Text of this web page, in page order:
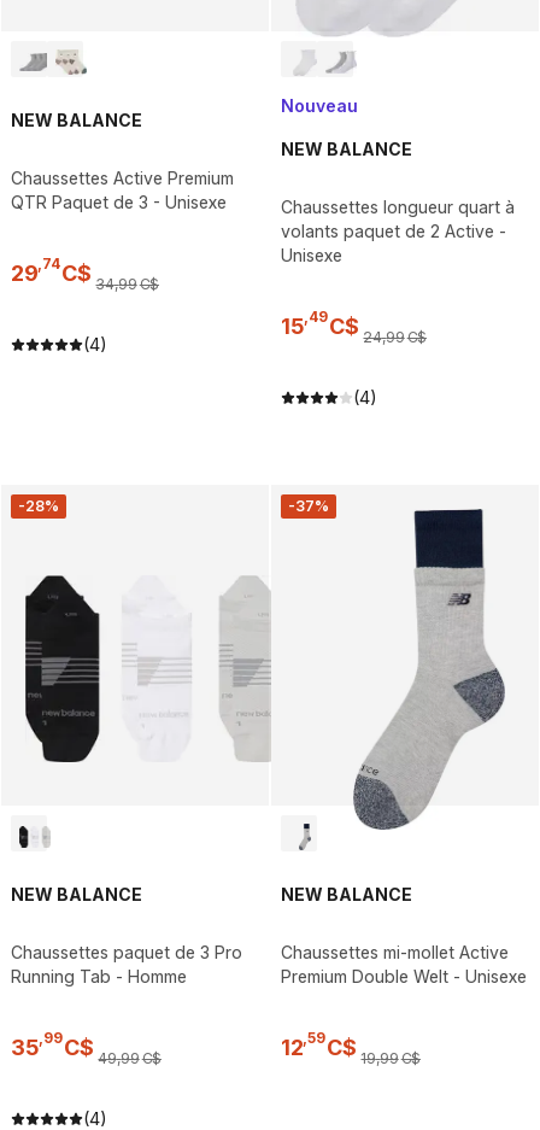
NEW BALANCE
Chaussettes Active Premium
QTR Paquet de 3 - Unisexe
29 74C$ 34,99C$
(4)
Nouveau
NEW BALANCE
Chaussettes longueur quart à
volants paquet de 2 Active -
Unisexe
15 49C$ 24,99C$
(4)
-28%
NEW BALANCE
Chaussettes paquet de 3 Pro
Running Tab - Homme
35 99C$ 49,99C$
(4)
-37%
NEW BALANCE
Chaussettes mi-mollet Active
Premium Double Welt - Unisexe
12 59C$ 19,99C$